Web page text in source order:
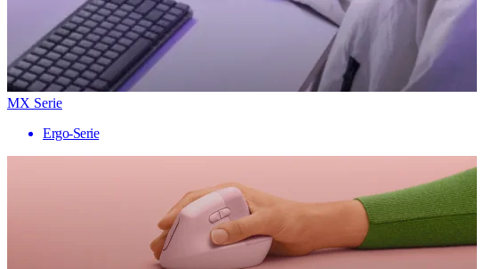
MX Serie
Ergo-Serie